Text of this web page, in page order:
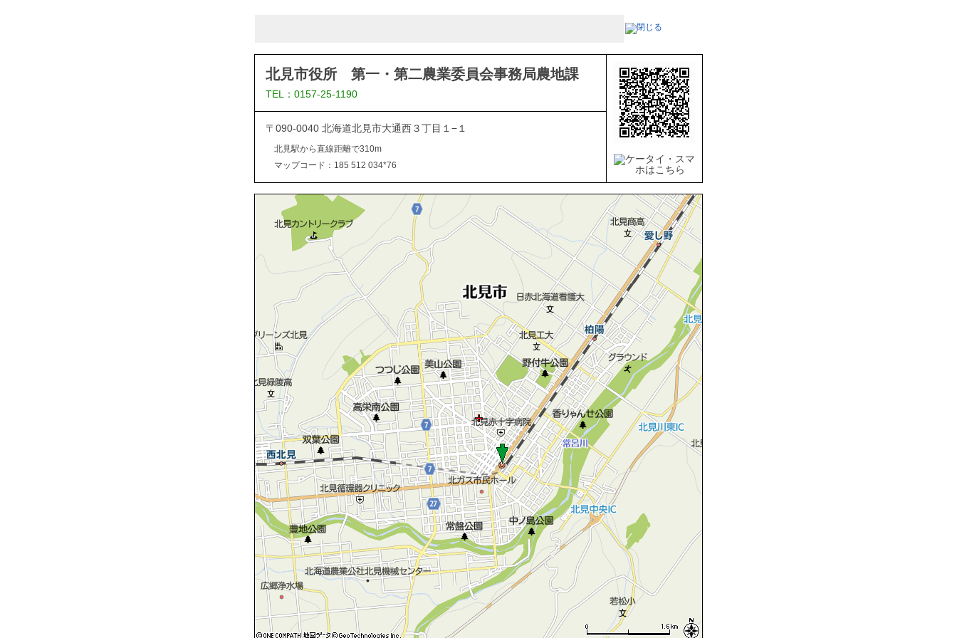
北見市役所 第一・第二農業委員会事務局農地課
TEL：0157-25-1190
〒090-0040 北海道北見市大通西３丁目１−１
北見駅から直線距離で310m
マップコード：185 512 034*76